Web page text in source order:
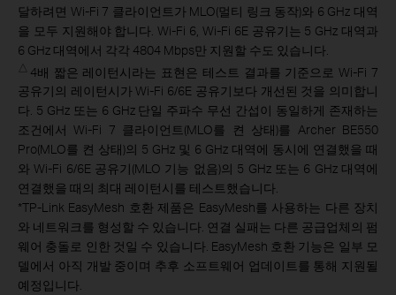
달하려면 Wi-Fi 7 클라이언트가 MLO(멀티 링크 동작)와 6 GHz 대역
을 모두 지원해야 합니다. Wi-Fi 6, Wi-Fi 6E 공유기는 5 GHz 대역과
6 GHz 대역에서 각각 4804 Mbps만 지원할 수도 있습니다.
4배 짧은 레이턴시라는 표현은 테스트 결과를 기준으로 Wi-Fi 7
공유기의 레이턴시가 Wi-Fi 6/6E 공유기보다 개선된 것을 의미합니
다. 5 GHz 또는 6 GHz 단일 주파수 무선 간섭이 동일하게 존재하는
조건에서 Wi-Fi 7 클라이언트(MLO를 켠 상태)를 Archer BE550
Pro(MLO를 켠 상태)의 5 GHz 및 6 GHz 대역에 동시에 연결했을 때
와 Wi-Fi 6/6E 공유기(MLO 기능 없음)의 5 GHz 또는 6 GHz 대역에
연결했을 때의 최대 레이턴시를 테스트했습니다.
*TP-Link EasyMesh 호환 제품은 EasyMesh를 사용하는 다른 장치
와 네트워크를 형성할 수 있습니다. 연결 실패는 다른 공급업체의 펌
웨어 충돌로 인한 것일 수 있습니다. EasyMesh 호환 기능은 일부 모
델에서 아직 개발 중이며 추후 소프트웨어 업데이트를 통해 지원될
예정입니다.